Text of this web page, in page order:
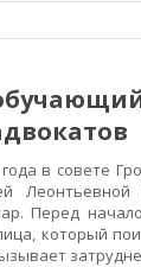
в совете
Перед
который